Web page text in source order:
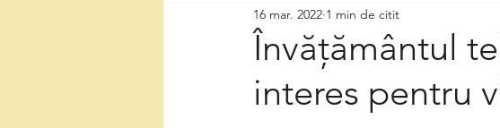
Învățământul
interes pentru
16 mar. 2022 1 min de citit